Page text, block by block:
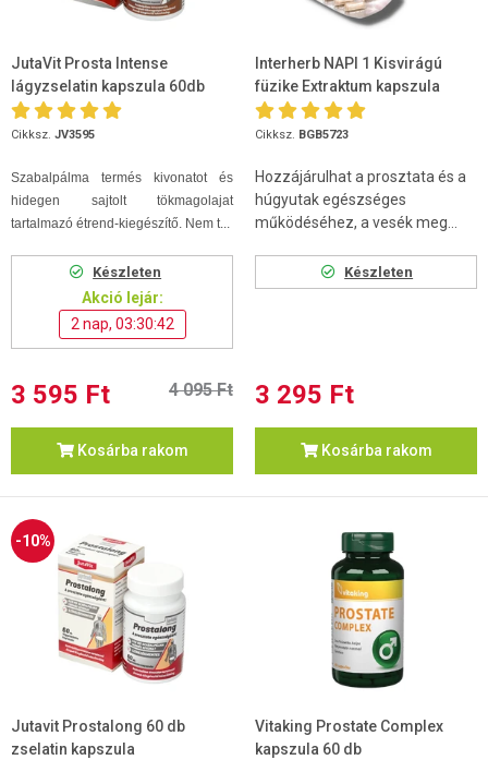
JutaVit Prosta Intense
lágyzselatin kapszula 60db
Cikksz. JV3595
Szabalpálma termés kivonatot és
hidegen sajtolt tökmagolajat
tartalmazó étrend-kiegészítő. Nem t...
Készleten
Akció lejár:
2 nap, 03:30:42
3 595 Ft 4 095 Ft
Kosárba rakom
Interherb NAPI 1 Kisvirágú
füzike Extraktum kapszula
60db
Cikksz. BGB5723
Hozzájárulhat a prosztata és a
húgyutak egészséges
működéséhez, a vesék meg...
Készleten
3 295 Ft
Kosárba rakom
-10%
Jutavit Prostalong 60 db
zselatin kapszula
Vitaking Prostate Complex
kapszula 60 db